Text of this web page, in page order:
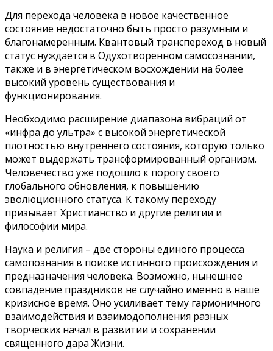
Для перехода человека в новое качественное
состояние недостаточно быть просто разумным и
благонамеренным. Квантовый транспереход в новый
статус нуждается в Одухотворенном самосознании,
также и в энергетическом восхождении на более
высокий уровень существования и
функционирования.
Необходимо расширение диапазона вибраций от
«инфра до ультра» с высокой энергетической
плотностью внутреннего состояния, которую только
может выдержать трансформированный организм.
Человечество уже подошло к порогу своего
глобального обновления, к повышению
эволюционного статуса. К такому переходу
призывает Христианство и другие религии и
философии мира.
Наука и религия – две стороны единого процесса
самопознания в поиске истинного происхождения и
предназначения человека. Возможно, нынешнее
совпадение праздников не случайно именно в наше
кризисное время. Оно усиливает тему гармоничного
взаимодействия и взаимодополнения разных
творческих начал в развитии и сохранении
священного дара Жизни.